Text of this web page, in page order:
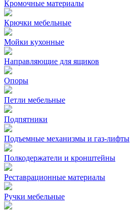
Кромочные материалы
Крючки мебельные
Мойки кухонные
Направляющие для ящиков
Опоры
Петли мебельные
Подпятники
Подъемные механизмы и газ-лифты
Полкодержатели и кронштейны
Реставрационные материалы
Ручки мебельные